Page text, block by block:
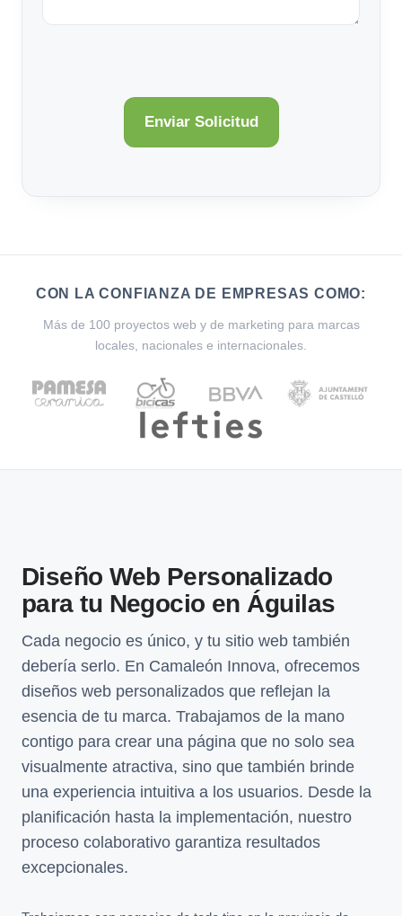
CON LA CONFIANZA DE EMPRESAS COMO:
Más de 100 proyectos web y de marketing para marcas
locales, nacionales e internacionales.
Diseño Web Personalizado
para tu Negocio en Águilas
Cada negocio es único, y tu sitio web también
debería serlo. En Camaleón Innova, ofrecemos
diseños web personalizados que reflejan la
esencia de tu marca. Trabajamos de la mano
contigo para crear una página que no solo sea
visualmente atractiva, sino que también brinde
una experiencia intuitiva a los usuarios. Desde la
planificación hasta la implementación, nuestro
proceso colaborativo garantiza resultados
excepcionales.